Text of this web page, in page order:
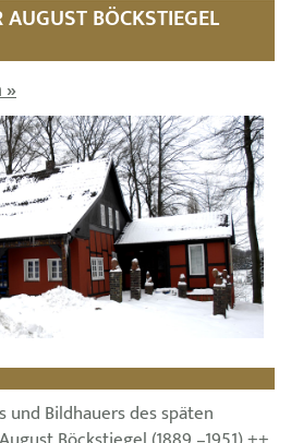
BÖCKSTIEGEL
»
und Bildhauers des späten